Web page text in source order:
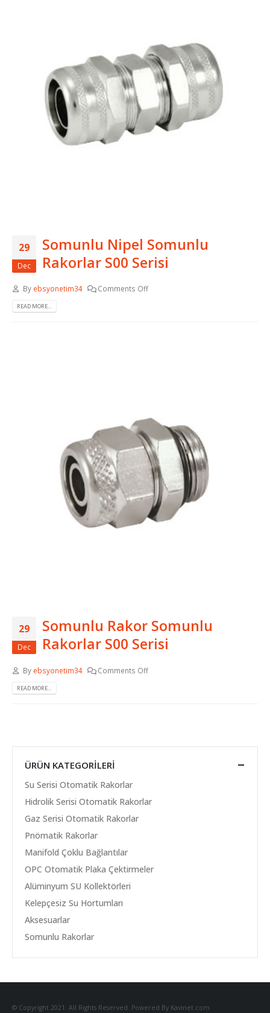
29
Dec
Somunlu Nipel Somunlu
Rakorlar S00 Serisi
By ebsyonetim34 Comments Off
READ MORE...
29
Dec
Somunlu Rakor Somunlu
Rakorlar S00 Serisi
By ebsyonetim34 Comments Off
READ MORE...
ÜRÜN KATEGORILERI
Su Serisi Otomatik Rakorlar
Hidrolik Serisi Otomatik Rakorlar
Gaz Serisi Otomatik Rakorlar
Pnömatik Rakorlar
Manifold Çoklu Bağlantılar
OPC Otomatik Plaka Çektirmeler
Alüminyum SU Kollektörleri
Kelepçesiz Su Hortumları
Aksesuarlar
Somunlu Rakorlar
© Copyright 2021. All Rights Reserved. Powered By Kavinet.com